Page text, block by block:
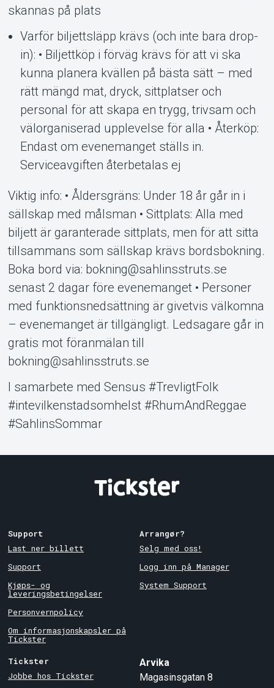
skannas på plats
Varför biljettsläpp krävs (och inte bara drop-
in): • Biljettköp i förväg krävs för att vi ska
kunna planera kvällen på bästa sätt – med
rätt mängd mat, dryck, sittplatser och
personal för att skapa en trygg, trivsam och
välorganiserad upplevelse för alla • Återköp:
Endast om evenemanget ställs in.
Serviceavgiften återbetalas ej
Viktig info: • Åldersgräns: Under 18 år går in i
sällskap med målsman • Sittplats: Alla med
biljett är garanterade sittplats, men för att sitta
tillsammans som sällskap krävs bordsbokning.
Boka bord via: bokning@sahlinsstruts.se
senast 2 dagar före evenemanget • Personer
med funktionsnedsättning är givetvis välkomna
– evenemanget är tillgängligt. Ledsagare går in
gratis mot föranmälan till
bokning@sahlinsstruts.se
I samarbete med Sensus #TrevligtFolk
#intevilkenstadsomhelst #RhumAndReggae
#SahlinsSommar
Support
Last ner billett
Support
Kjøps- og
leveringsbetingelser
Personvernpolicy
Om informasjonskapsler på
Tickster
Arrangør?
Selg med oss!
Logg inn på Manager
System Support
Tickster
Jobbe hos Tickster
Arvika
Magasinsgatan 8